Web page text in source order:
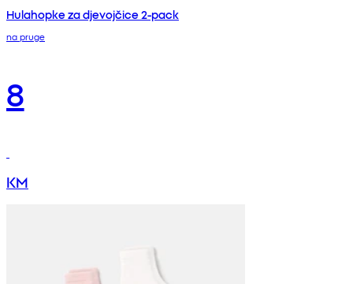
Hulahopke za djevojčice 2-pack
na pruge
8
KM